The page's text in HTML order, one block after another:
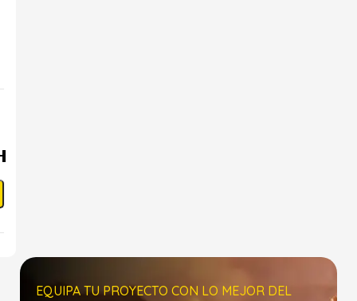
EQUIPA TU PROYECTO CON LO MEJOR DEL